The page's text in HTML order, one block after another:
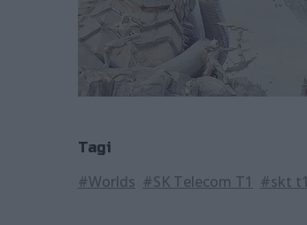
Tagi
#Worlds #SK Telecom T1 #skt t1